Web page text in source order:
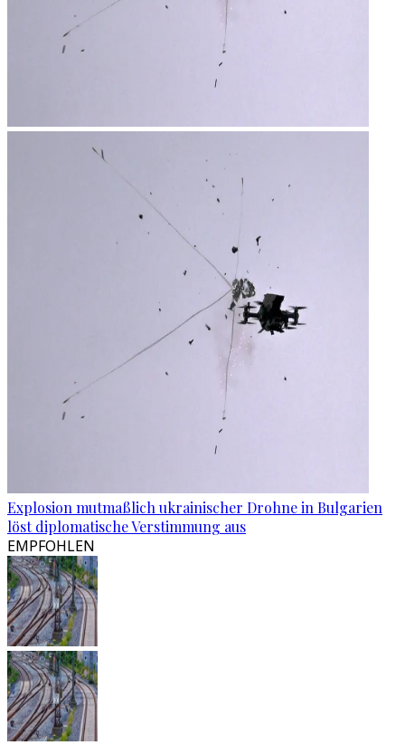
Explosion mutmaßlich ukrainischer Drohne in Bulgarien
löst diplomatische Verstimmung aus
EMPFOHLEN